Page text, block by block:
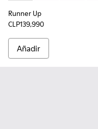
Runner Up
CLP139,990
Añadir